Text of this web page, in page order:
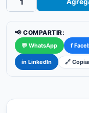
Canales
cantidad
📢 COMPARTIR:
💬 WhatsApp f
in LinkedIn 🔗